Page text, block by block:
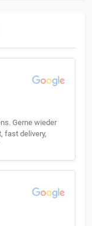
Gerne wieder
fast delivery,